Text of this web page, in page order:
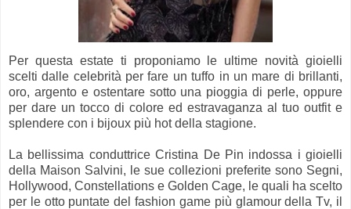
Per questa estate ti proponiamo le ultime novità gioielli
scelti dalle celebrità per fare un tuffo in un mare di brillanti,
oro, argento e ostentare sotto una pioggia di perle, oppure
per dare un tocco di colore ed estravaganza al tuo outfit e
splendere con i bijoux più hot della stagione.
La bellissima conduttrice Cristina De Pin indossa i gioielli
della Maison Salvini, le sue collezioni preferite sono Segni,
Hollywood, Constellations e Golden Cage, le quali ha scelto
per le otto puntate del fashion game più glamour della Tv, il